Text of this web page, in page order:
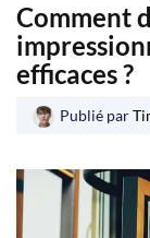
Comment
efficaces ?
Publié par